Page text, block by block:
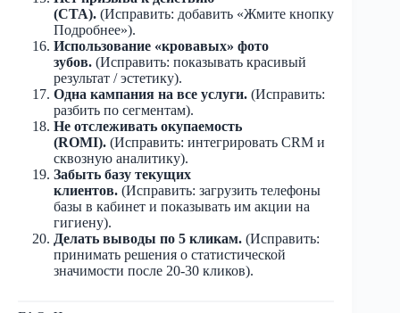
(CTA). (Исправить: добавить «Жмите кнопку
Подробнее»).
Использование «кровавых» фото
зубов. (Исправить: показывать красивый
результат / эстетику).
Одна кампания на все услуги. (Исправить:
разбить по сегментам).
Не отслеживать окупаемость
(ROMI). (Исправить: интегрировать CRM и
сквозную аналитику).
Забыть базу текущих
клиентов. (Исправить: загрузить телефоны
базы в кабинет и показывать им акции на
гигиену).
Делать выводы по 5 кликам. (Исправить:
принимать решения о статистической
значимости после 20-30 кликов).